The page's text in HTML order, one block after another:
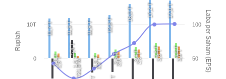
Rupiah Laba per Saham (EPS)
11,7 T 11,9 T 11,9 T 12,8 T
16,0 T 17,2 T 17,0 T
5,4 T
2,0 T 1,6 T 1,6 T 2,6 T 3,4 T 4,6 T
4,6 T
1,5 T
721,6 M 1,2 T 2,0 T 2,6 T 3,6 T 3,6 T
0
10T
50
100